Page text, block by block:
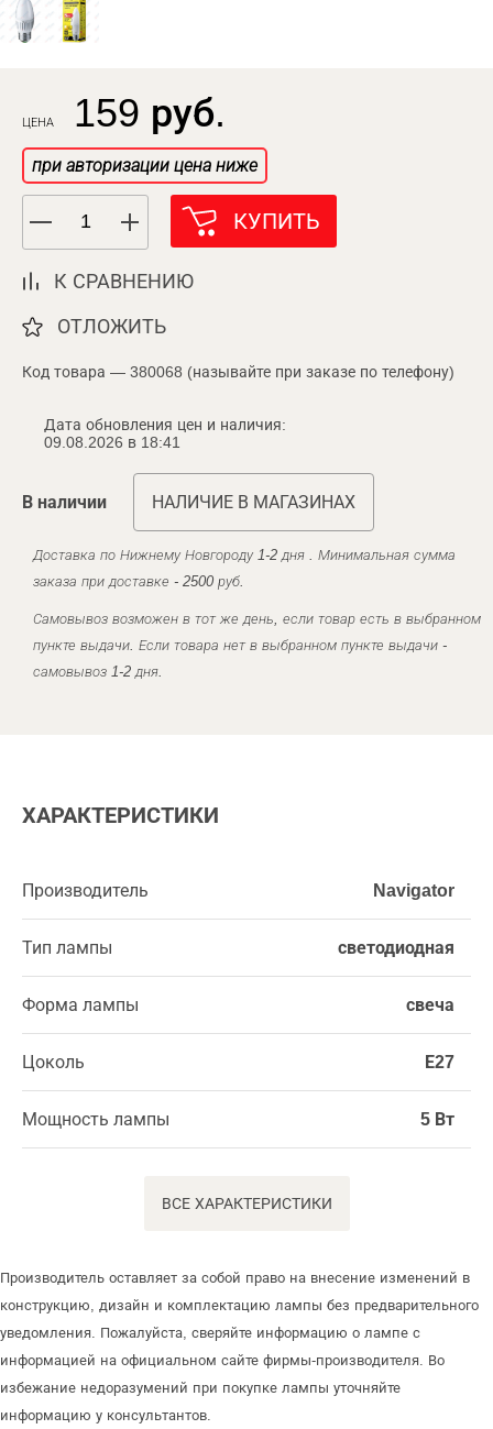
ЦЕНА 159 руб.
при авторизации цена ниже
КУПИТЬ
К СРАВНЕНИЮ
ОТЛОЖИТЬ
Код товара — 380068 (называйте при заказе по телефону)
Дата обновления цен и наличия:
09.08.2026 в 18:41
В наличии НАЛИЧИЕ В МАГАЗИНАХ
Доставка по Нижнему Новгороду 1-2 дня . Минимальная сумма
заказа при доставке - 2500 руб.
Самовывоз возможен в тот же день, если товар есть в выбранном
пункте выдачи. Если товара нет в выбранном пункте выдачи -
самовывоз 1-2 дня.
ХАРАКТЕРИСТИКИ
Производитель Navigator
Тип лампы светодиодная
Форма лампы свеча
Цоколь Е27
Мощность лампы 5 Вт
ВСЕ ХАРАКТЕРИСТИКИ
Производитель оставляет за собой право на внесение изменений в
конструкцию, дизайн и комплектацию лампы без предварительного
уведомления. Пожалуйста, сверяйте информацию о лампе с
информацией на официальном сайте фирмы-производителя. Во
избежание недоразумений при покупке лампы уточняйте
информацию у консультантов.